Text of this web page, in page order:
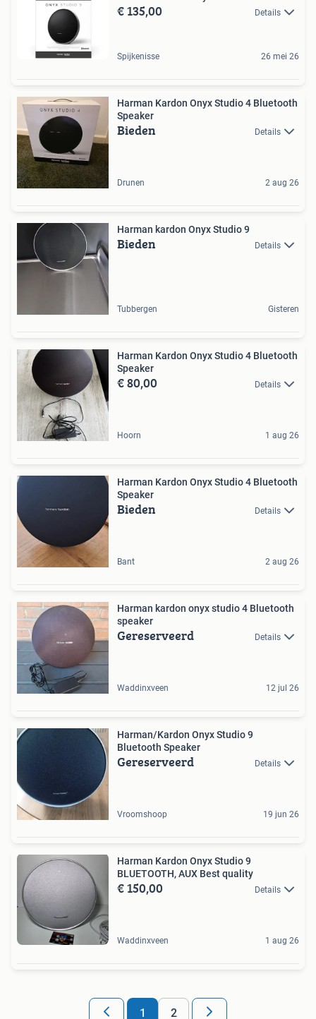
€ 135,00 Details
Spijkenisse 26 mei 26
Harman Kardon Onyx Studio 4 Bluetooth
Speaker
Bieden Details
Drunen 2 aug 26
Harman kardon Onyx Studio 9
Bieden Details
Tubbergen Gisteren
Harman Kardon Onyx Studio 4 Bluetooth
Speaker
€ 80,00 Details
Hoorn 1 aug 26
Harman Kardon Onyx Studio 4 Bluetooth
Speaker
Bieden Details
Bant 2 aug 26
Harman kardon onyx studio 4 Bluetooth
speaker
Gereserveerd Details
Waddinxveen 12 jul 26
Harman/Kardon Onyx Studio 9
Bluetooth Speaker
Gereserveerd Details
Vroomshoop 19 jun 26
Harman Kardon Onyx Studio 9
BLUETOOTH, AUX Best quality
€ 150,00 Details
Waddinxveen 1 aug 26
1 2